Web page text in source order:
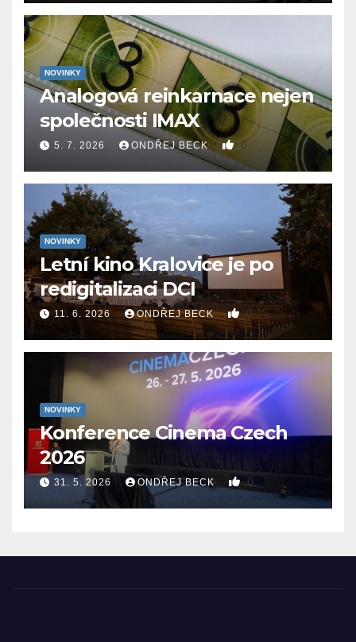
NOVINKY
Analogová reinkarnace nejen
společnosti IMAX
5. 7. 2026 ONDŘEJ BECK 0
NOVINKY
Letní kino Kralovice je po
redigitalizaci DCI
11. 6. 2026 ONDŘEJ BECK 0
NOVINKY
Konference Cinema Czech
2026
31. 5. 2026 ONDŘEJ BECK 0